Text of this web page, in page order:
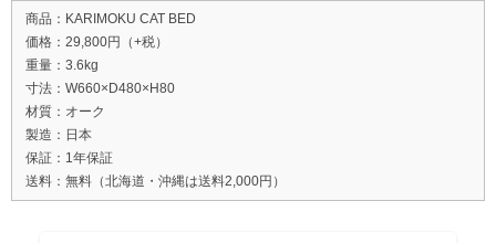
商品：KARIMOKU CAT BED
価格：29,800円（+税）
重量：3.6kg
寸法：W660×D480×H80
材質：オーク
製造：日本
保証：1年保証
送料：無料（北海道・沖縄は送料2,000円）